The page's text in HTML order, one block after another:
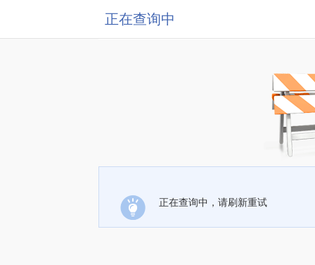
正在查询中
正在查询中，请刷新重试